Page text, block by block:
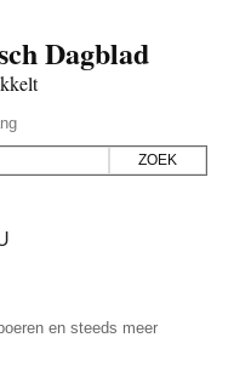
Dagblad
en steeds meer